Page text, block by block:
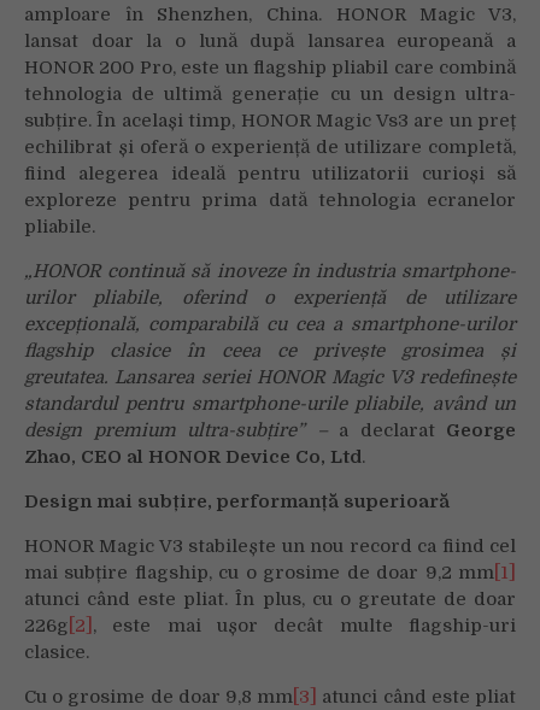
amploare în Shenzhen, China. HONOR Magic V3,
lansat doar la o lună după lansarea europeană a
HONOR 200 Pro, este un flagship pliabil care combină
tehnologia de ultimă generație cu un design ultra-
subțire. În același timp, HONOR Magic Vs3 are un preț
echilibrat și oferă o experiență de utilizare completă,
fiind alegerea ideală pentru utilizatorii curioși să
exploreze pentru prima dată tehnologia ecranelor
pliabile.
„HONOR continuă să inoveze în industria smartphone-
urilor pliabile, oferind o experiențăde utilizare
excepțională, comparabilăcu cea a smartphone-urilor
flagship clasice
în ceea ce privește grosimea și
greutatea. Lansarea seriei HONOR Magic V3 redefinește
standardul pentru smartphone-urile pliabile, având un
design premium ultra-subțire” – a declarat George
Zhao, CEO al HONOR Device Co, Ltd.
Design mai subțire, performanță superioară
HONOR Magic V3 stabilește un nou record ca fiind cel
mai subțire flagship, cu o grosime de doar 9,2 mm [1]
atunci când este pliat. În plus, cu o greutate de doar
226g [2] , este mai ușor decât multe flagship-uri
clasice.
Cu o grosime de doar 9,8 mm [3]
atunci când este pliat